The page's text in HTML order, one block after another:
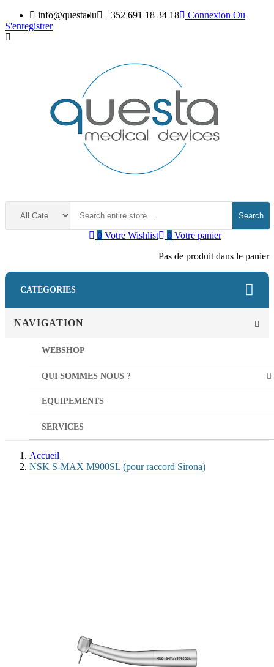
info@questa.lu +352 691 18 34 18 Connexion Ou
S'enregistrer
Search
0 Votre panier
Pas de produit dans le panier
0 Votre Wishlist
CATÉGORIES
NAVIGATION
WEBSHOP
QUI SOMMES NOUS ?
EQUIPEMENTS
SERVICES
Accueil
NSK S-MAX M900SL (pour raccord Sirona)